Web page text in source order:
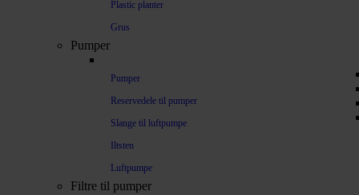
Plastic planter
Grus
Pumper
Pumper
Reservedele til pumper
Slange til luftpumpe
Iltsten
Luftpumpe
Filtre til pumper